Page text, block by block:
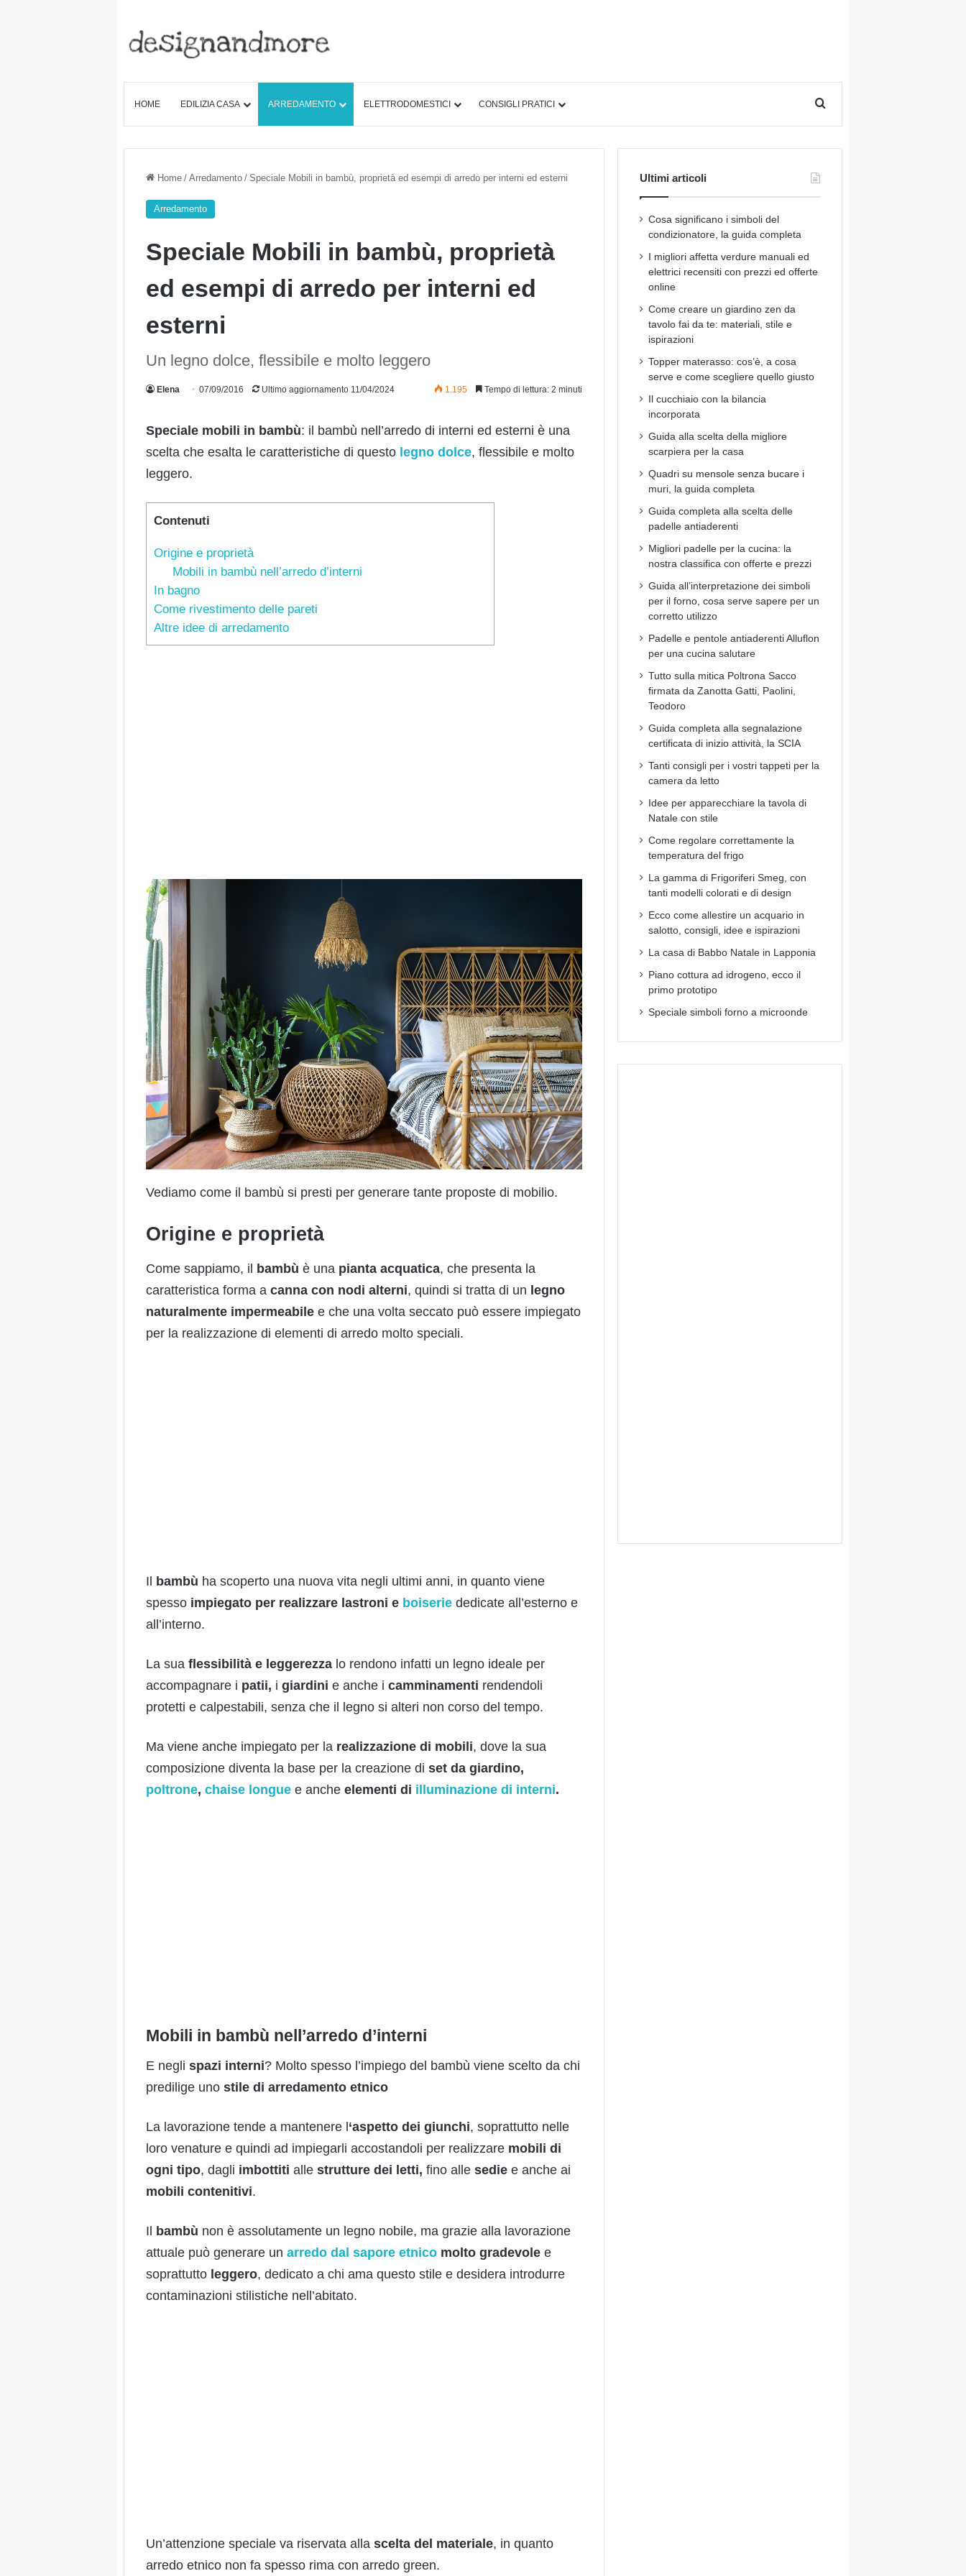
HOME EDILIZIA CASA ARREDAMENTO ELETTRODOMESTICI CONSIGLI PRATICI
Home / Arredamento / Speciale Mobili in bambù, proprietà ed esempi di arredo per interni ed esterni
Arredamento
Speciale Mobili in bambù, proprietà
ed esempi di arredo per interni ed
esterni
Un legno dolce, flessibile e molto leggero
Elena 07/09/2016 Ultimo aggiornamento 11/04/2024 1.195 Tempo di lettura: 2 minuti
Speciale mobili in bambù: il bambù nell’arredo di interni ed esterni è una
scelta che esalta le caratteristiche di questo legno dolce, flessibile e molto
leggero.
Contenuti
Origine e proprietà
Mobili in bambù nell’arredo d’interni
In bagno
Come rivestimento delle pareti
Altre idee di arredamento
Vediamo come il bambù si presti per generare tante proposte di mobilio.
Origine e proprietà
Come sappiamo, il bambù è una pianta acquatica, che presenta la
caratteristica forma a canna con nodi alterni, quindi si tratta di un legno
naturalmente impermeabile e che una volta seccato può essere impiegato
per la realizzazione di elementi di arredo molto speciali.
Il bambù ha scoperto una nuova vita negli ultimi anni, in quanto viene
spesso impiegato per realizzare lastroni e boiserie dedicate all’esterno e
all’interno.
La sua flessibilità e leggerezza lo rendono infatti un legno ideale per
accompagnare i patii, i giardini e anche i camminamenti rendendoli
protetti e calpestabili, senza che il legno si alteri non corso del tempo.
Ma viene anche impiegato per la realizzazione di mobili, dove la sua
composizione diventa la base per la creazione di set da giardino,
poltrone, chaise longue e anche elementi di illuminazione di interni.
Mobili in bambù nell’arredo d’interni
E negli spazi interni? Molto spesso l’impiego del bambù viene scelto da chi
predilige uno stile di arredamento etnico
La lavorazione tende a mantenere l ‘aspetto dei giunchi, soprattutto nelle
loro venature e quindi ad impiegarli accostandoli per realizzare mobili di
ogni tipo, dagli imbottiti alle strutture dei letti, fino alle sedie e anche ai
mobili contenitivi.
Il bambù non è assolutamente un legno nobile, ma grazie alla lavorazione
attuale può generare un arredo dal sapore etnico molto gradevole e
soprattutto leggero, dedicato a chi ama questo stile e desidera introdurre
contaminazioni stilistiche nell’abitato.
Un’attenzione speciale va riservata alla scelta del materiale, in quanto
arredo etnico non fa spesso rima con arredo green.
Ultimi articoli
Cosa significano i simboli del
condizionatore, la guida completa
I migliori affetta verdure manuali ed
elettrici recensiti con prezzi ed offerte
online
Come creare un giardino zen da
tavolo fai da te: materiali, stile e
ispirazioni
Topper materasso: cos’è, a cosa
serve e come scegliere quello giusto
Il cucchiaio con la bilancia
incorporata
Guida alla scelta della migliore
scarpiera per la casa
Quadri su mensole senza bucare i
muri, la guida completa
Guida completa alla scelta delle
padelle antiaderenti
Migliori padelle per la cucina: la
nostra classifica con offerte e prezzi
Guida all’interpretazione dei simboli
per il forno, cosa serve sapere per un
corretto utilizzo
Padelle e pentole antiaderenti Alluflon
per una cucina salutare
Tutto sulla mitica Poltrona Sacco
firmata da Zanotta Gatti, Paolini,
Teodoro
Guida completa alla segnalazione
certificata di inizio attività, la SCIA
Tanti consigli per i vostri tappeti per la
camera da letto
Idee per apparecchiare la tavola di
Natale con stile
Come regolare correttamente la
temperatura del frigo
La gamma di Frigoriferi Smeg, con
tanti modelli colorati e di design
Ecco come allestire un acquario in
salotto, consigli, idee e ispirazioni
La casa di Babbo Natale in Lapponia
Piano cottura ad idrogeno, ecco il
primo prototipo
Speciale simboli forno a microonde